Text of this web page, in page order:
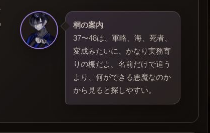
桐の案内
37〜48は、軍略、海、死者、
変成みたいに、かなり実務寄
りの棚だよ。名前だけで追う
より、何ができる悪魔なのか
から見ると探しやすい。